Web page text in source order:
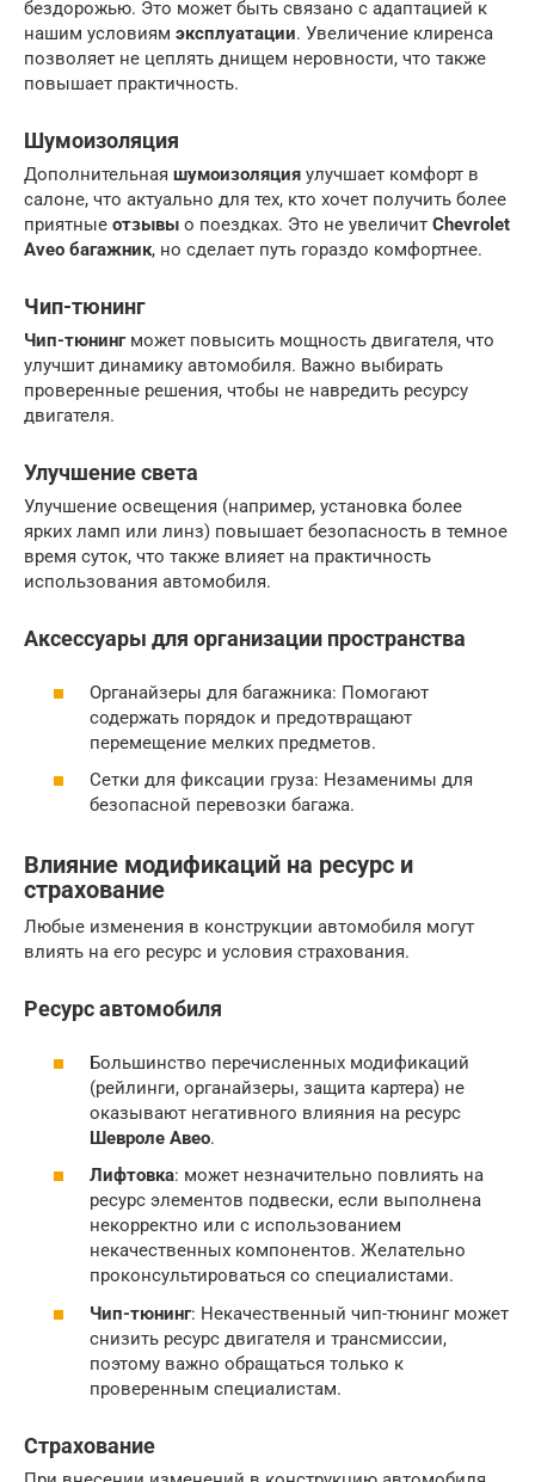
бездорожью. Это может быть связано с адаптацией к
нашим условиям эксплуатации. Увеличение клиренса
позволяет не цеплять днищем неровности, что также
повышает практичность.
Шумоизоляция
Дополнительная шумоизоляция улучшает комфорт в
салоне, что актуально для тех, кто хочет получить более
приятные отзывы о поездках. Это не увеличит Chevrolet
Aveo багажник, но сделает путь гораздо комфортнее.
Чип-тюнинг
Чип-тюнингможет повысить мощность двигателя, что
улучшит динамику автомобиля. Важно выбирать
проверенные решения, чтобы не навредить ресурсу
двигателя.
Улучшение света
Улучшение освещения (например, установка более
ярких ламп или линз) повышает безопасность в темное
время суток, что также влияет на практичность
использования автомобиля.
Аксессуары для организации пространства
Органайзеры для багажника: Помогают
содержать порядок и предотвращают
перемещение мелких предметов.
Сетки для фиксации груза: Незаменимы для
безопасной перевозки багажа.
Влияние модификаций на ресурс и
страхование
Любые изменения в конструкции автомобиля могут
влиять на его ресурс и условия страхования.
Ресурс автомобиля
Большинство перечисленных модификаций
(рейлинги, органайзеры, защита картера) не
оказывают негативного влияния на ресурс
Шевроле Авео.
Лифтовка: может незначительно повлиять на
ресурс элементов подвески, если выполнена
некорректно или с использованием
некачественных компонентов. Желательно
проконсультироваться со специалистами.
Чип-тюнинг: Некачественный чип-тюнинг может
снизить ресурс двигателя и трансмиссии,
поэтому важно обращаться только к
проверенным специалистам.
Страхование